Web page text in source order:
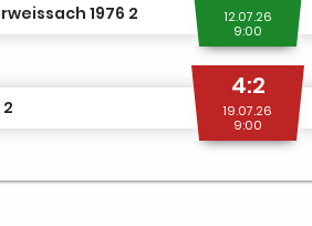
1976 2
12.07.26
9:00
4:2
19.07.26
9:00